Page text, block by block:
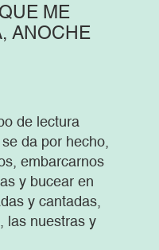
ME
ANOCHE
de lectura
da por hecho,
embarcarnos
y bucear en
y cantadas,
las nuestras y